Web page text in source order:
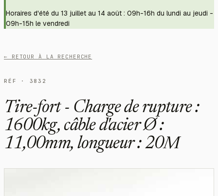
Horaires d'été du 13 juillet au 14 août : 09h-16h du lundi au jeudi -
09h-15h le vendredi
← RETOUR À LA RECHERCHE
RÉF · 3832
Tire-fort - Charge de rupture :
1600kg, câble d'acier Ø :
11,00mm, longueur : 20M